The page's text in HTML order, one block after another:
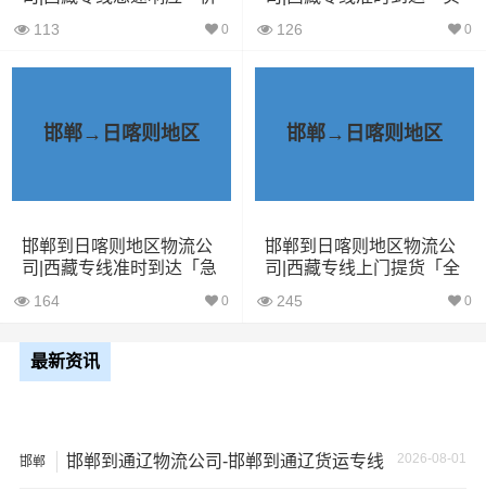
中型货
车
28立方 5×2.4×2.9
6米8货
7米6货
车
10吨
9米6货
车
81立方 20吨 13×2.4×2.9
113 0 126 0
邯郸→日喀则地区
邯郸到日喀则地区物流公
司|西藏专线准时到达「急
164 0
邯郸→日喀则地区
邯郸到日喀则地区物流公
司|西藏专线上门提货「全
245 0
最新资讯
邯郸 2026-08-01
邯郸到通辽物流公司-邯郸到通辽货运专线